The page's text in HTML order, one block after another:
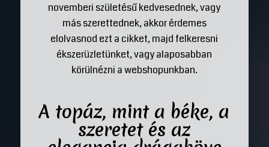
novemberi születésű kedvesednek, vagy
más szerettednek, akkor érdemes
elolvasnod ezt a cikket, majd felkeresni
ékszerüzletünket, vagy alaposabban
körülnézni a webshopunkban.
A topáz, mint a béke, a
szeretet és az